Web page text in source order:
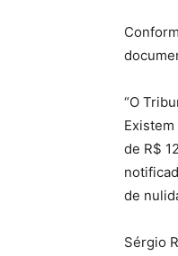
“O
de R$
de
Sérgio